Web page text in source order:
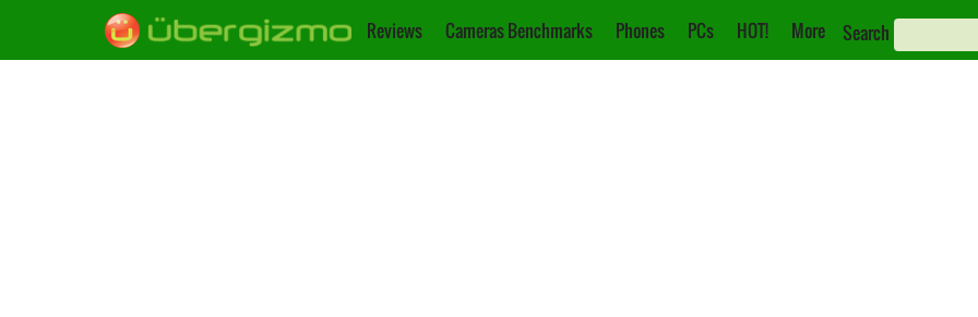
Reviews Cameras Benchmarks Phones PCs HOT! More Search